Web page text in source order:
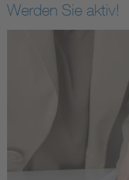
Werden Sie aktiv!